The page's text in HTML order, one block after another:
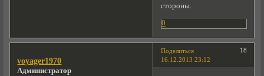
стороны.
0
Поделиться
18
16.12.2013 23:12
voyager1970
Администратор